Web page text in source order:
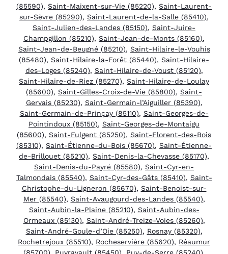
(85590), Saint-Maixent-sur-Vie (85220), Saint-Laurent-
sur-Sèvre (85290), Saint-Laurent-de-la-Salle (85410),
Saint-Julien-des-Landes (85150), Saint-Juire-
Champgillon (85210), Saint-Jean-de-Monts (85160),
Saint-Jean-de-Beugné (85210), Saint-Hilaire-le-Vouhis
(85480), Saint-Hilaire-la-Forêt (85440), Saint-Hilaire-
des-Loges (85240), Saint-Hilaire-de-Voust (85120),
Saint-Hilaire-de-Riez (85270), Saint-Hilaire-de-Loulay
(85600), Saint-Gilles-Croix-de-Vie (85800), Saint-
Gervais (85230), Saint-Germain-l’Aiguiller (85390),
Saint-Germain-de-Prinçay (85110), Saint-Georges-de-
Pointindoux (85150), Saint-Georges-de-Montaigu
(85600), Saint-Fulgent (85250), Saint-Florent-des-Bois
(85310), Saint-Étienne-du-Bois (85670), Saint-Étienne-
de-Brillouet (85210), Saint-Denis-la-Chevasse (85170),
Saint-Denis-du-Payré (85580), Saint-Cyr-en-
Talmondais (85540), Saint-Cyr-des-Gâts (85410), Saint-
Christophe-du-Ligneron (85670), Saint-Benoist-sur-
Mer (85540), Saint-Avaugourd-des-Landes (85540),
Saint-Aubin-la-Plaine (85210), Saint-Aubin-des-
Ormeaux (85130), Saint-André-Treize-Voies (85260),
Saint-André-Goule-d’Oie (85250), Rosnay (85320),
Rochetrejoux (85510), Rocheservière (85620), Réaumur
(85700), Puyravault (85450), Puy-de-Serre (85240),